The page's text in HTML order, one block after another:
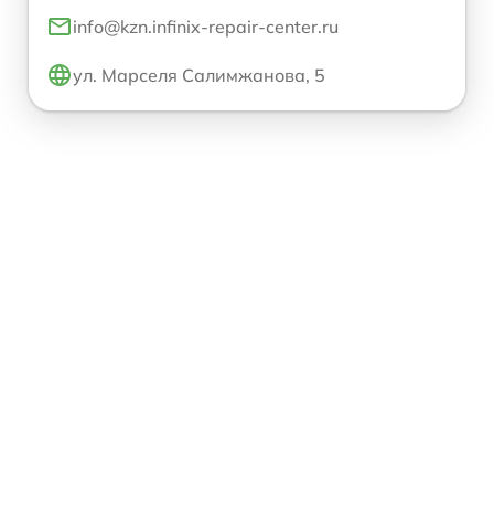
info@kzn.infinix-repair-center.ru
ул. Марселя Салимжанова, 5